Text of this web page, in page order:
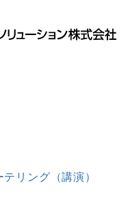
リング（講演）